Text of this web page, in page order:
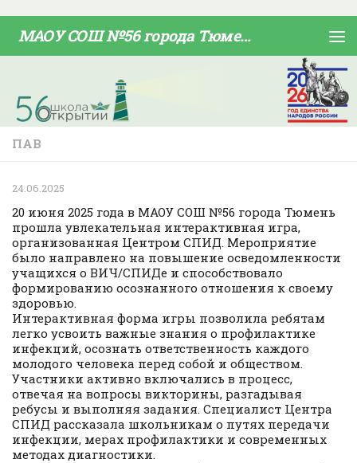
МАОУ СОШ №56 города Тюмени
ПАВ
24.06.2025
20 июня 2025 года в МАОУ СОШ №56 города Тюмень
прошла увлекательная интерактивная игра,
организованная Центром СПИД. Мероприятие
было направлено на повышение осведомленности
учащихся о ВИЧ/СПИДе и способствовало
формированию осознанного отношения к своему
здоровью.
Интерактивная форма игры позволила ребятам
легко усвоить важные знания о профилактике
инфекций, осознать ответственность каждого
молодого человека перед собой и обществом.
Участники активно включались в процесс,
отвечая на вопросы викторины, разгадывая
ребусы и выполняя задания. Специалист Центра
СПИД рассказала школьникам о путях передачи
инфекции, мерах профилактики и современных
методах диагностики.